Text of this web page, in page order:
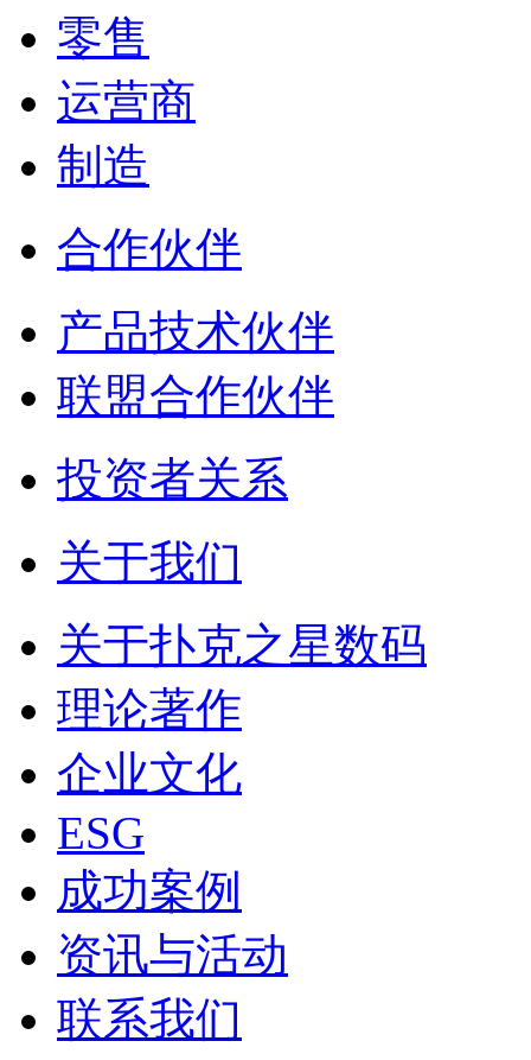
零售
运营商
制造
合作伙伴
产品技术伙伴
联盟合作伙伴
投资者关系
关于我们
关于扑克之星数码
理论著作
企业文化
ESG
成功案例
资讯与活动
联系我们